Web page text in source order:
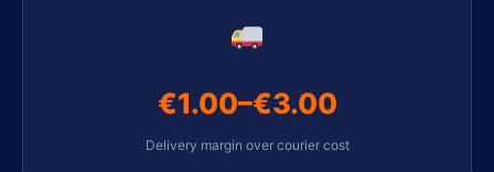
€1.00–€3.00
Delivery margin over courier cost